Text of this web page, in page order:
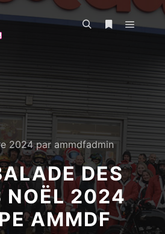
2024par ammdfadmin
DES
NOËL 2024
AMMDF